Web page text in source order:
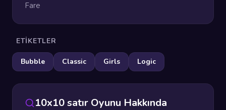
Fare
ETIKETLER
Bubble Classic Girls Logic
10x10 satır Oyunu Hakkında